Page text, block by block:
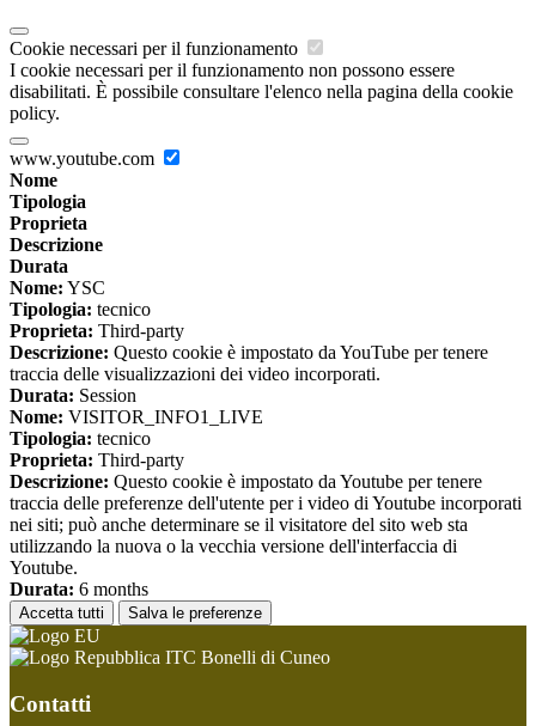
Cookie necessari per il funzionamento
I cookie necessari per il funzionamento non possono essere
disabilitati. È possibile consultare l'elenco nella pagina della cookie
policy.
www.youtube.com
Nome
Tipologia
Proprieta
Descrizione
Durata
Nome: YSC
Tipologia: tecnico
Proprieta: Third-party
Descrizione: Questo cookie è impostato da YouTube per tenere
traccia delle visualizzazioni dei video incorporati.
Durata: Session
Nome: VISITOR_INFO1_LIVE
Tipologia: tecnico
Proprieta: Third-party
Descrizione: Questo cookie è impostato da Youtube per tenere
traccia delle preferenze dell'utente per i video di Youtube incorporati
nei siti; può anche determinare se il visitatore del sito web sta
utilizzando la nuova o la vecchia versione dell'interfaccia di
Youtube.
Durata: 6 months
Accetta tutti Salva le preferenze
ITC Bonelli di Cuneo
Contatti